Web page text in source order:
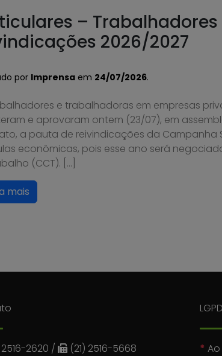
–
2026/2027
por Imprensa em 24/07/2026.
e trabalhadoras em empresas
e aprovaram ontem (23/07), em
a pauta de reivindicações da Campanha
econômicas, pois esse ano será
(CCT). […]
mais
2516-2620 / (21) 2516-5668
LGPD
*